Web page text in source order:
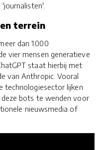
terrein
dan 1.000
vier mensen generatieve
staat hierbij met
van Anthropic. Vooral
technologiesector lijken
bots te wenden voor
nieuwsmedia of